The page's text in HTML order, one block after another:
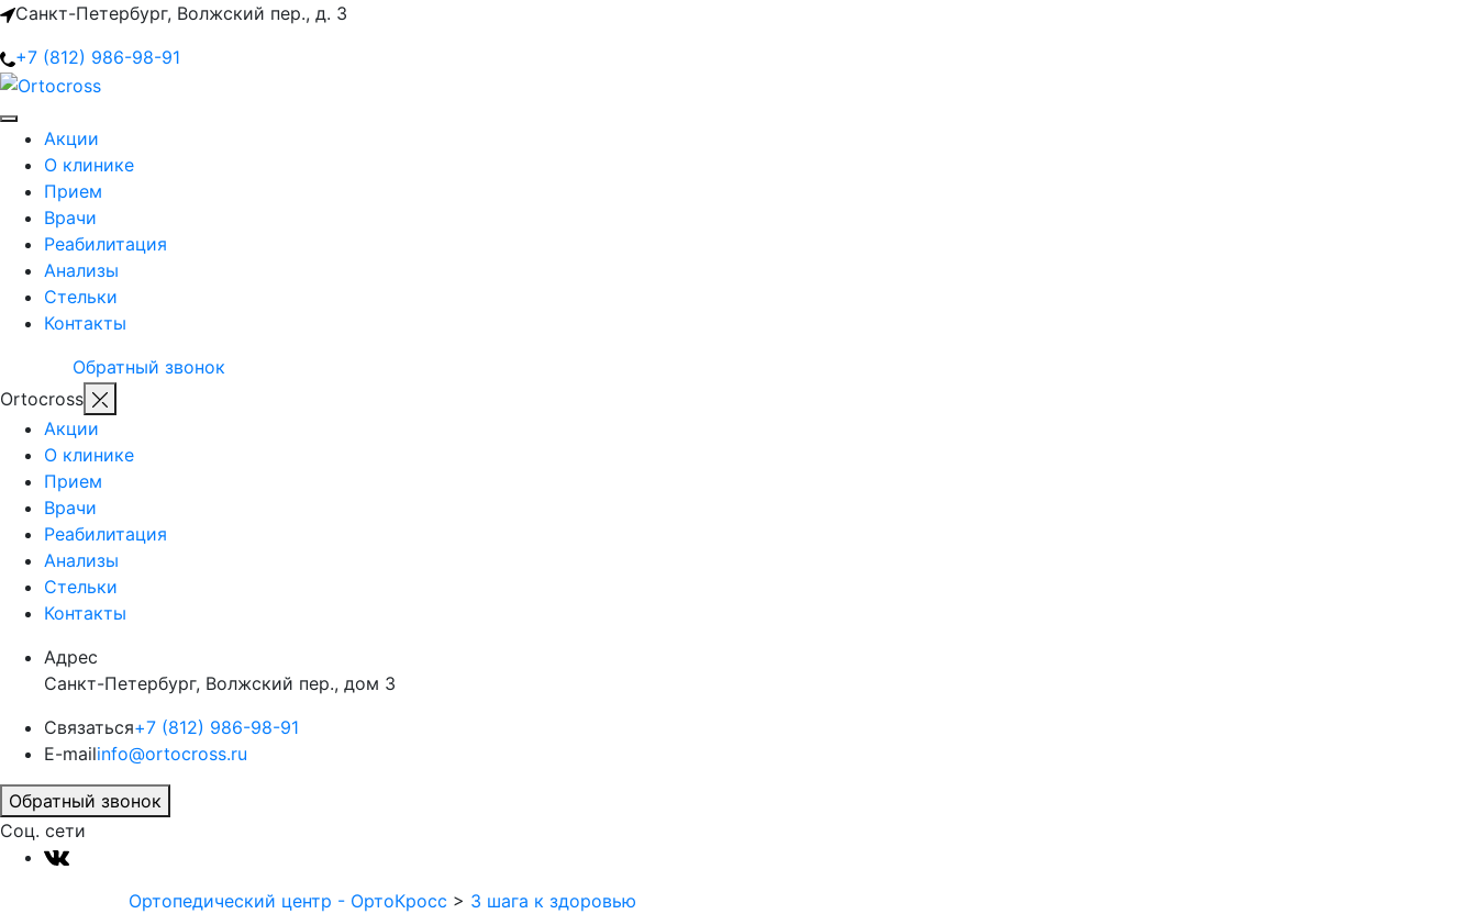
Санкт-Петербург, Волжский пер., д. 3
+7 (812) 986-98-91
Акции
О клинике
Прием
Врачи
Реабилитация
Анализы
Стельки
Контакты
Обратный звонок
Ortocross
Акции
О клинике
Прием
Врачи
Реабилитация
Анализы
Стельки
Контакты
Адрес
Санкт-Петербург, Волжский пер., дом 3
Связаться+7 (812) 986-98-91
E-mailinfo@ortocross.ru
Обратный звонок
Соц. сети
Ортопедический центр - ОртоКросс > 3 шага к здоровью